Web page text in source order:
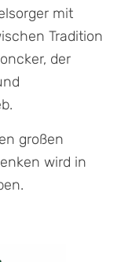
mit
Tradition
der
großen
wird in